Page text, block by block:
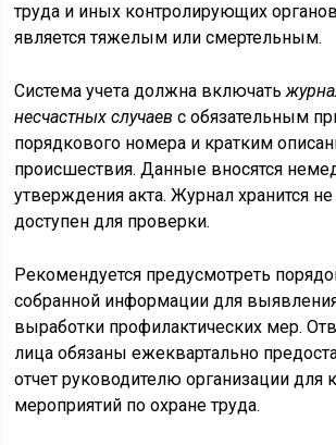
труда и иных контролирующих
является тяжелым или смертельным.
Система учета должна включать
несчастных случаев с обязательным
порядкового номера и кратким
происшествия. Данные вносятся
утверждения акта. Журнал хранится
доступен для проверки.
Рекомендуется предусмотреть
собранной информации для
выработки профилактических мер.
лица обязаны ежеквартально
отчет руководителю организации для
мероприятий по охране труда.